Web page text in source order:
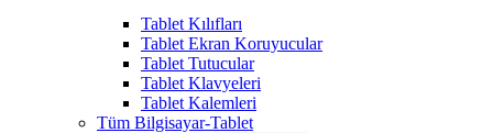
Tablet Kılıfları
Tablet Ekran Koruyucular
Tablet Tutucular
Tablet Klavyeleri
Tablet Kalemleri
Tüm Bilgisayar-Tablet